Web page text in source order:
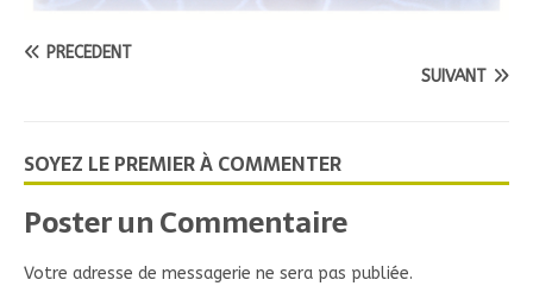
PRÉCÉDENT
SUIVANT
SOYEZ LE PREMIER À COMMENTER
Poster un Commentaire
Votre adresse de messagerie ne sera pas publiée.